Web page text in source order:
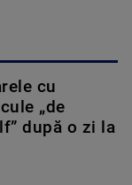
cu
„de
după o zi la